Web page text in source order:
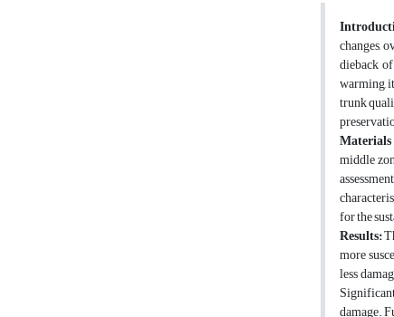
changes,
dieback
warming,
trunk
middle
for the
Results:
more
less